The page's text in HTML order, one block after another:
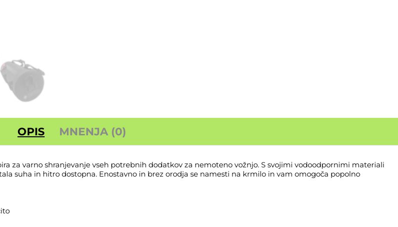
OPIS MNENJA (0)
za varno shranjevanje vseh potrebnih dodatkov za nemoteno vožnjo. S svojimi vodoodpornimi materiali
suha in hitro dostopna. Enostavno in brez orodja se namesti na krmilo in vam omogoča popolno